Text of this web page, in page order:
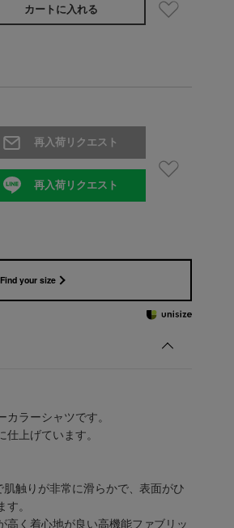
カートに入れる
再入荷リクエスト
再入荷リクエスト
Find your size
ラーシャツです。
上げています。
触りが非常に滑らかで、表面がひ
。
く着心地が良い高機能ファブリッ